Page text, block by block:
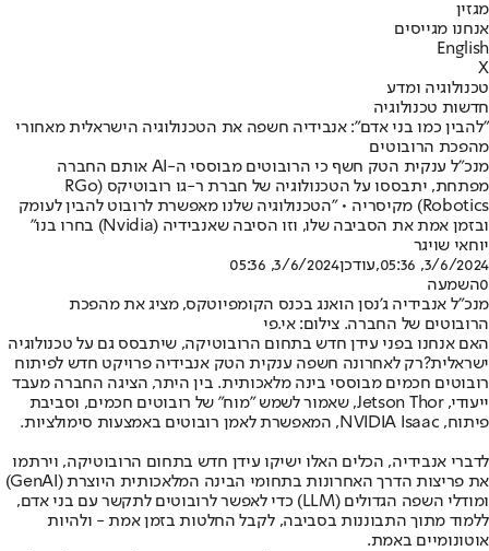
מגזין
אנחנו מגייסים
English
X
טכנולוגיה ומדע
חדשות טכנולוגיה
"להבין כמו בני אדם": אנבידיה חשפה את הטכנולוגיה הישראלית מאחורי
מהפכת הרובוטים
מנכ"ל ענקית הטק חשף כי הרובוטים מבוססי ה-AI אותם החברה
מפתחת, יתבססו על הטכנולוגיה של חברת ר-גו רובוטיקס (RGo
Robotics) מקיסריה • "הטכנולוגיה שלנו מאפשרת לרובוט להבין לעומק
ובזמן אמת את הסביבה שלו, וזו הסיבה שאנבידיה (Nvidia) בחרו בנו"
יוחאי שויגר
3/6/2024, 05:36
,עודכן3/6/2024, 05:36
0השמעה
מנכ"ל אנבידיה ג'נסן הואנג בכנס הקומפיוטקס, מציג את מהפכת
הרובוטים של החברה. צילום: אי.פי
האם אנחנו בפני עידן חדש בתחום הרובוטיקה, שיתבסס גם על טכנולוגיה
ישראלית?רק לאחרונה חשפה ענקית הטק אנבידיה פרויקט חדש לפיתוח
רובוטים חכמים מבוססי בינה מלאכותית. בין היתר, הציגה החברה מעבד
ייעודי, Jetson Thor, שאמור לשמש "מוח" של רובוטים חכמים, וסביבת
פיתוח, NVIDIA Isaac, המאפשרת לאמן רובוטים באמצעות סימולציות.
לדברי אנבידיה, הכלים האלו ישיקו עידן חדש בתחום הרובוטיקה, וירתמו
את פריצות הדרך האחרונות בתחומי הבינה המלאכותית היוצרת (GenAI)
ומודלי השפה הגדולים (LLM) כדי לאפשר לרובוטים לתקשר עם בני אדם,
ללמוד מתוך התבוננות בסביבה, לקבל החלטות בזמן אמת - ולהיות
אוטונומיים באמת.